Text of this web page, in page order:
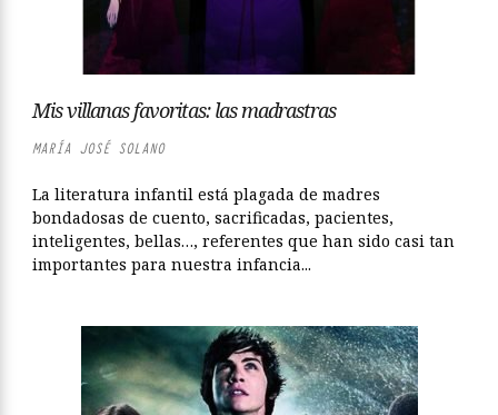
Mis villanas favoritas: las madrastras
MARÍA JOSÉ SOLANO
La literatura infantil está plagada de madres
bondadosas de cuento, sacrificadas, pacientes,
inteligentes, bellas…, referentes que han sido casi tan
importantes para nuestra infancia...